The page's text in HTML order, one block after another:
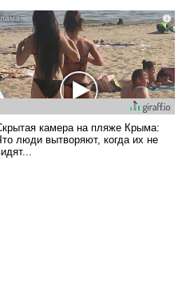
и где
за свои поступки не
отвечать.